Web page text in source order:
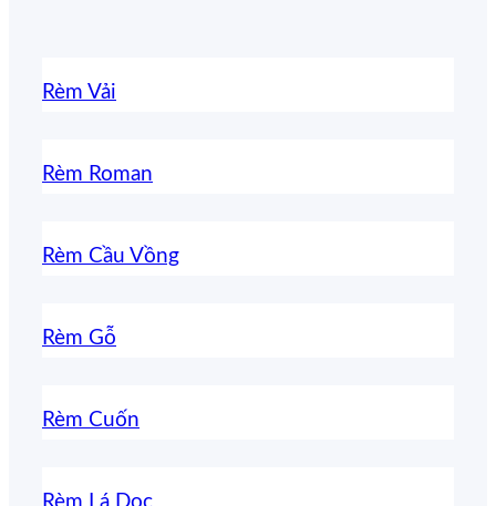
Rèm Vải
Rèm Roman
Rèm Cầu Vồng
Rèm Gỗ
Rèm Cuốn